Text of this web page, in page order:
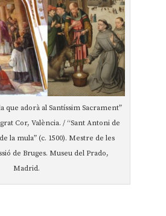
que adorà al Santíssim Sacrament”
Cor, València. / “Sant Antoni de
la mula” (c. 1500). Mestre de les
de Bruges. Museu del Prado,
Madrid.